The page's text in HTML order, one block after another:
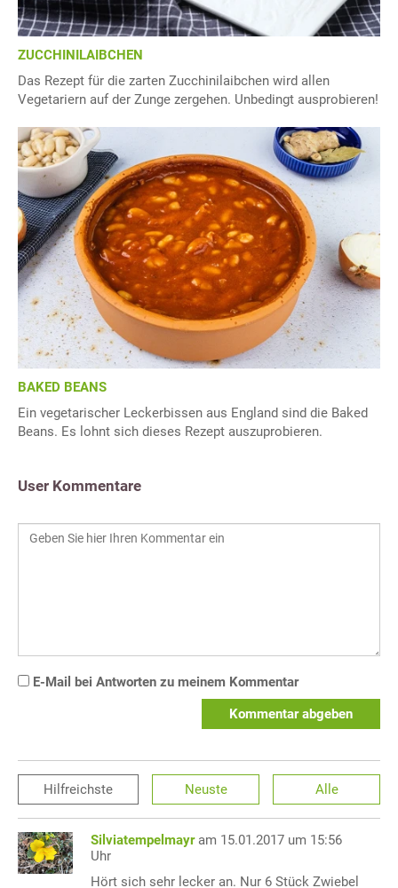
ZUCCHINILAIBCHEN
Das Rezept für die zarten Zucchinilaibchen wird allen
Vegetariern auf der Zunge zergehen. Unbedingt ausprobieren!
BAKED BEANS
Ein vegetarischer Leckerbissen aus England sind die Baked
Beans. Es lohnt sich dieses Rezept auszuprobieren.
User Kommentare
E-Mail bei Antworten zu meinem Kommentar
Kommentar abgeben
Hilfreichste Neuste Alle
Silviatempelmayr am 15.01.2017 um 15:56
Uhr
Hört sich sehr lecker an. Nur 6 Stück Zwiebel